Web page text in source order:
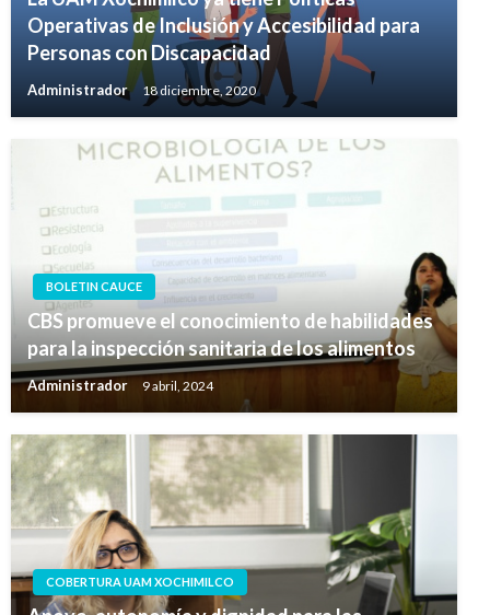
Operativas de Inclusión y Accesibilidad para
Personas con Discapacidad
Administrador 18 diciembre, 2020
BOLETIN CAUCE
CBS promueve el conocimiento de habilidades
para la inspección sanitaria de los alimentos
Administrador 9 abril, 2024
COBERTURA UAM XOCHIMILCO